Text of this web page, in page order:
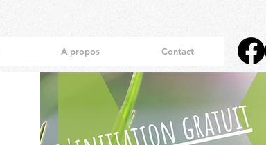
A propos Contact